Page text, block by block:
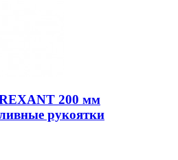
200 мм
рукоятки